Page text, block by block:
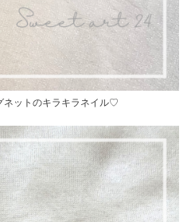
ネットのキラキラネイル♡